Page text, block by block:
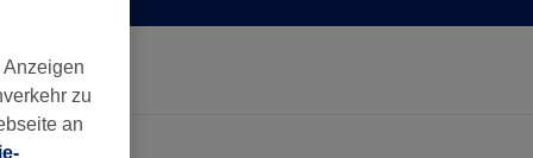
zu
an